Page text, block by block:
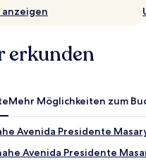
erkunden
Mehr Möglichkeiten zum
Avenida Presidente
Avenida Presidente